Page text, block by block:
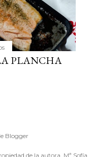
PLANCHA
Blogger
de la autora, Mª Sofía